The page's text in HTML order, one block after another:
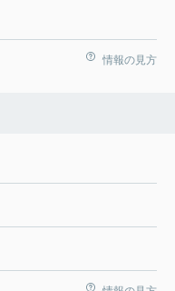
情報の見方